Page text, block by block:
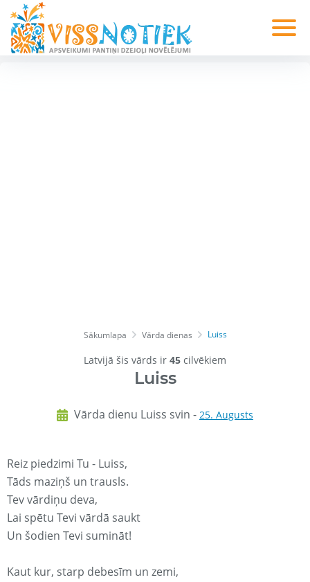
Sākumlapa Vārda dienas Luiss
Latvijā šis vārds ir 45 cilvēkiem
Luiss
Vārda dienu Luiss svin - 25. Augusts
Reiz piedzimi Tu - Luiss,
Tāds maziņš un trausls.
Tev vārdiņu deva,
Lai spētu Tevi vārdā saukt
Un šodien Tevi sumināt!
Kaut kur, starp debesīm un zemi,